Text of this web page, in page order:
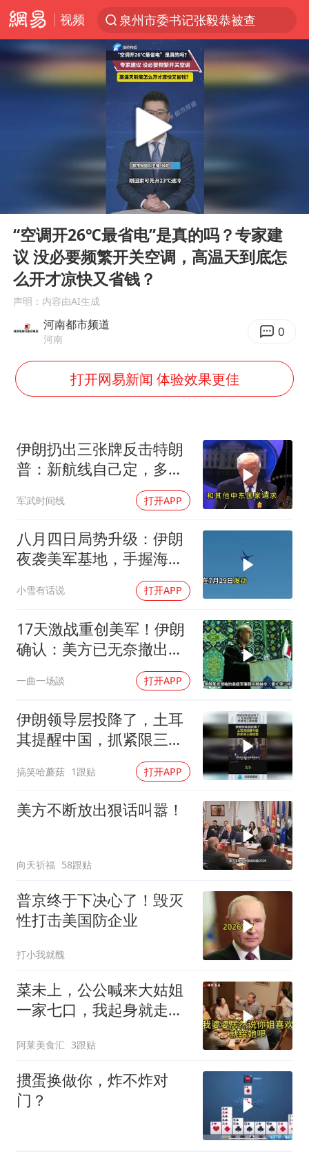
视频
泉州市委书记张毅恭被查
“电影+”如何激发千亿级消费新活力？
台风白海豚加强
四川宜宾高县4.9级地震致1死
出口禁令驱动有色板块大涨
秋天的第一杯奶茶到底有多火
国防部：中国军队坚决反制任何闹海挑衅图谋
国乒男单横滨冠军赛全军覆没
38岁演员求职万岁山NPC成功
胡彦斌获《歌手2026》歌王
胡彦斌韩磊 谁帮谁
“今天得有40℃了吧 为啥还不预警”
夯实基础开新局
Play
“空调开26℃最省电”是真的吗？专家建
议 没必要频繁开关空调，高温天到底怎
么开才凉快又省钱？
声明：内容由AI生成
河南都市频道
河南 0
打开网易新闻 体验效果更佳
伊朗扔出三张牌反击特朗
普：新航线自己定，多国
保证不参战，海峡不回战
前状态
军武时间线 打开APP
八月四日局势升级：伊朗
夜袭美军基地，手握海峡
筹码提出3000亿诉求
小雪有话说 打开APP
17天激战重创美军！伊朗
确认：美方已无奈撤出两
一曲一场談 打开APP
伊朗领导层投降了，土耳
其提醒中国，抓紧限三国
搞笑哈蘑菇 1跟贴 打开APP
美方不断放出狠话叫嚣！
向天祈福 58跟贴
普京终于下决心了！毁灭
性打击美国防企业
打小我就醜
菜未上，公公喊来大姑姐
一家七口，我起身就走，
阿莱美食汇 3跟贴
掼蛋换做你，炸不炸对
门？